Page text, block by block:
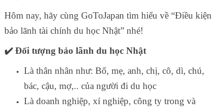
Hôm nay, hãy cùng GoToJapan tìm hiểu về “Điều kiện
bảo lãnh tài chính du học Nhật” nhé!
✔️ Đối tượng bảo lãnh du học Nhật
Là thân nhân như: Bố, mẹ, anh, chị, cô, dì, chú,
bác, cậu, mợ,.. của người đi du học
Là doanh nghiệp, xí nghiệp, công ty trong và